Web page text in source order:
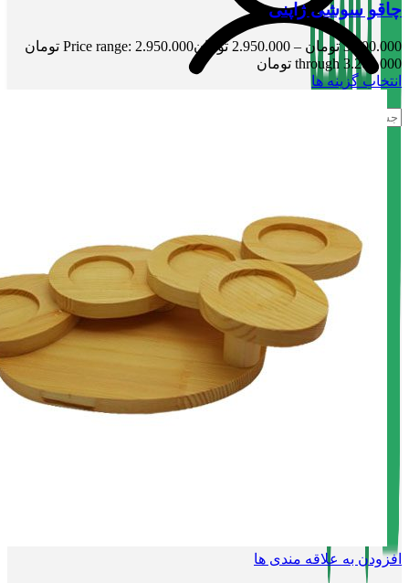
چاقو سوشی ژاپنی
3.200.000 تومان –
2.950.000 تومان
Price range: 2.950.000 تومان
through 3.200.000 تومان
انتخاب گزینه ها
افزودن به علاقه مندی ها